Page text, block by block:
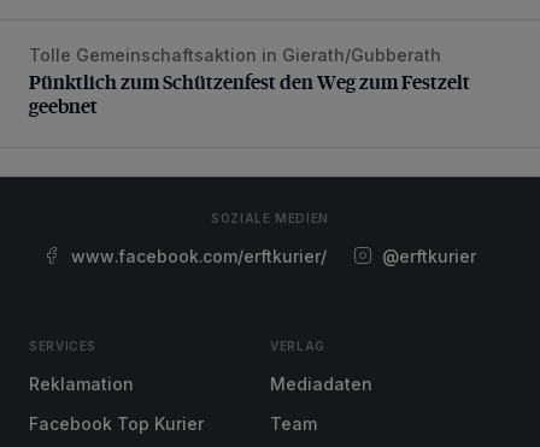
Pünktlich zum Schützenfest den Weg zum Festzelt
Tolle Gemeinschaftsaktion in Gierath/Gubberath
Pünktlich zum Schützenfest den Weg zum Festzelt
geebnet
SOZIALE MEDIEN
www.facebook.com/erftkurier/ @erftkurier
SERVICES
Reklamation
Facebook Top Kurier
VERLAG
Mediadaten
Team